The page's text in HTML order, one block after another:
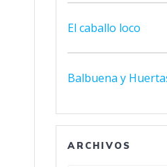
El caballo loco
Balbuena y
ARCHIVOS